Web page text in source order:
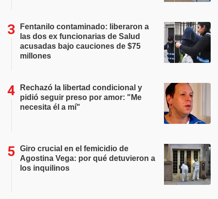
Fentanilo contaminado: liberaron a
las dos ex funcionarias de Salud
acusadas bajo cauciones de $75
millones
Rechazó la libertad condicional y
pidió seguir preso por amor: "Me
necesita él a mí"
Giro crucial en el femicidio de
Agostina Vega: por qué detuvieron a
los inquilinos